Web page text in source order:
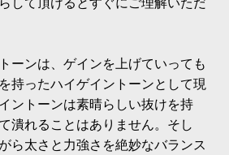
して頂けるとすぐにご理解いただ
ーンは、ゲインを上げていっても
持ったハイゲイントーンとして現
ントーンは素晴らしい抜けを持
潰れることはありません。そし
ら太さと力強さを絶妙なバランス